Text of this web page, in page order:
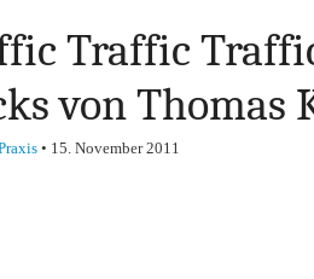
Traffic
von Thomas
• 15. November 2011